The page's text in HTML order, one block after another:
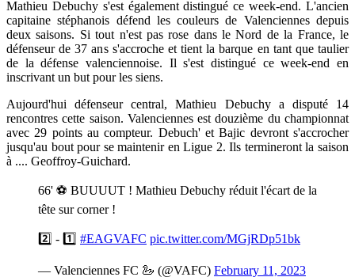
Mathieu Debuchy s'est également distingué ce week-end. L'ancien
capitaine stéphanois défend les couleurs de Valenciennes depuis
deux saisons. Si tout n'est pas rose dans le Nord de la France, le
défenseur de 37 ans s'accroche et tient la barque en tant que taulier
de la défense valenciennoise. Il s'est distingué ce week-end en
inscrivant un but pour les siens.
Aujourd'hui défenseur central, Mathieu Debuchy a disputé 14
rencontres cette saison. Valenciennes est douzième du championnat
avec 29 points au compteur. Debuch' et Bajic devront s'accrocher
jusqu'au bout pour se maintenir en Ligue 2. Ils termineront la saison
à .... Geoffroy-Guichard.
66' ⚽️ BUUUUT ! Mathieu Debuchy réduit l'écart de la
tête sur corner !
2️⃣ - 1️⃣ #EAGVAFC pic.twitter.com/MGjRDp51bk
— Valenciennes FC 🦢 (@VAFC) February 11, 2023